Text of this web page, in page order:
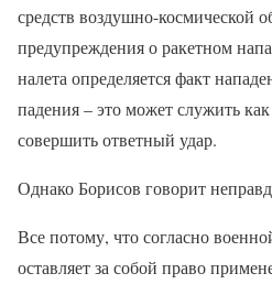
средств воздушно-космической
предупреждения о ракетном
налета определяется факт
падения – это может служить
совершить ответный удар.
Однако Борисов говорит
Все потому, что согласно
оставляет за собой право